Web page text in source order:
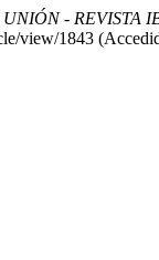
UNIÓN - REVISTA
view/1843